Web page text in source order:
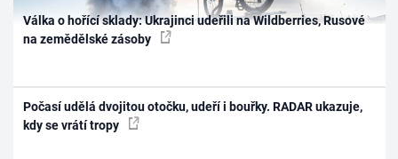
Válka o hořící sklady: Ukrajinci udeřili na Wildberries, Rusové
na zemědělské zásoby
Počasí udělá dvojitou otočku, udeří i bouřky. RADAR ukazuje,
kdy se vrátí tropy